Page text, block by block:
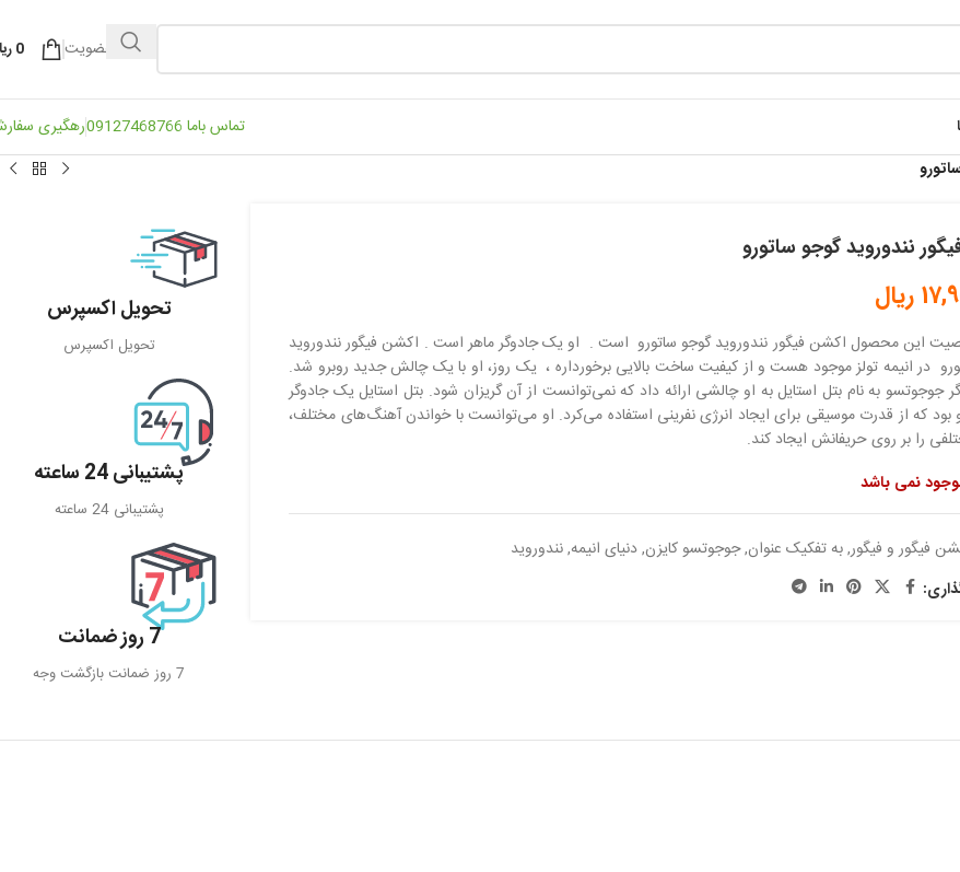
ورود / عضویت 0
تماس باما 09127468766
رهگیری
نندوروید گوجو ساتورو
ریال
این محصول اکشن فیگور نندوروید گوجو ساتورو است . او یک جادوگر ماهر است . اکشن فیگور نندوروید
در انیمه تولز موجود هست و از کیفیت ساخت بالایی برخورداره ، یک روز، او با یک چالش جدید روبرو شد.
جوجوتسو به نام بتل استایل به او چالشی ارائه داد که نمی‌توانست از آن گریزان شود. بتل استایل یک جادوگر
که از قدرت موسیقی برای ایجاد انرژی نفرینی استفاده می‌کرد. او می‌توانست با خواندن آهنگ‌های مختلف،
را بر روی حریفانش ایجاد کند.
نمی باشد
فیگور و فیگور,به تفکیک عنوان,جوجوتسو کایزن,دنیای انیمه,نندوروید
تحویل اکسپرس
تحویل اکسپرس
پشتیبانی 24 ساعته
پشتیبانی 24 ساعته
7 روز ضمانت
7 روز ضمانت بازگشت وجه